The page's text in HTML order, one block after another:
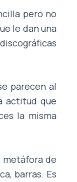
pero no
le dan una
parecen al
actitud que
la misma
metáfora de
barras. Es